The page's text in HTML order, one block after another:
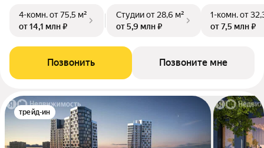
4-комн.от 75,5 м²
от 14,1 млн ₽
Студииот 28,6 м²
от 5,9 млн ₽
1-комн.от
от 7,5 млн ₽
Позвонить Позвоните мне
трейд-ин